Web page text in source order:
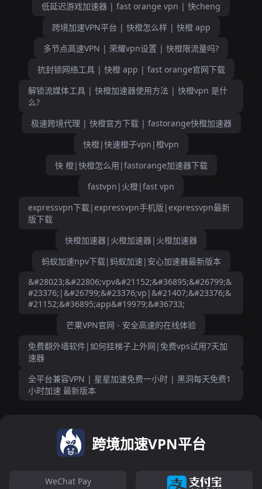
低延迟游戏加速器 | fast orange vpn | 快cheng
跨境加速VPN平台 | 快橙怎么样 | 快橙 app
多节点高速VPN | 荣耀vpn设置 | 快橙限流量吗?
抗封锁网络工具 | 快橙 app | fast orange官网下载
解锁流媒体工具 | 快橙加速器使用方法 | 快橙vpn 是什
么?
极速跨境代理 | 快橙官方下载 | fastorange快橙加速器
快橙|快速橙子vpn|橙vpn
快 橙|快橙怎么用|fastorange加速器下载
fastvpn|火橙|fast vpn
expressvpn下載|expressvpn手机版|expressvpn最新
版下载
快橙加速器|火橙加速器|火橙加速器
蚂蚁加速npv下载|蚂蚁加速|安心加速器最新版本
&#28023;&#22806;vpv&#21152;&#36895;&#26799;&
#23376;|&#26799;&#23376;vp|&#21407;&#23376;&
#21152;&#36895;app&#19979;&#36733;
芒果VPN官网 - 安全高速的在线体验
免费翻外墙软件|如何挂梯子上外网|免费vps试用7天加
速器
全平台兼容VPN | 星星加速免费一小时 | 黑洞每天免费1
小时加速 最新版本
跨境加速VPN平台
WeChat Pay